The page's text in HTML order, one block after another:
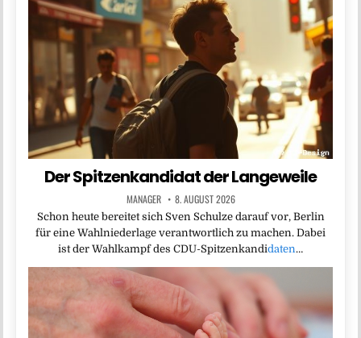
Der Spitzenkandidat der Langeweile
MANAGER 8. AUGUST 2026
Schon heute bereitet sich Sven Schulze darauf vor, Berlin
für eine Wahlniederlage verantwortlich zu machen. Dabei
ist der Wahlkampf des CDU-Spitzenkandidaten…